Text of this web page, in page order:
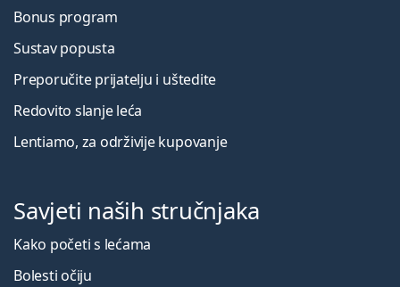
Bonus program
Sustav popusta
Preporučite prijatelju i uštedite
Redovito slanje leća
Lentiamo, za održivije kupovanje
Savjeti naših stručnjaka
Kako početi s lećama
Bolesti očiju